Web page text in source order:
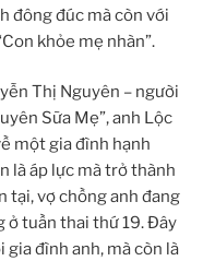
đông đúc mà còn với
khỏe mẹ nhàn”.
Thị Nguyên – người
Sữa Mẹ”, anh Lộc
một gia đình hạnh
là áp lực mà trở thành
tại, vợ chồng anh đang
ở tuần thai thứ 19. Đây
đình anh, mà còn là